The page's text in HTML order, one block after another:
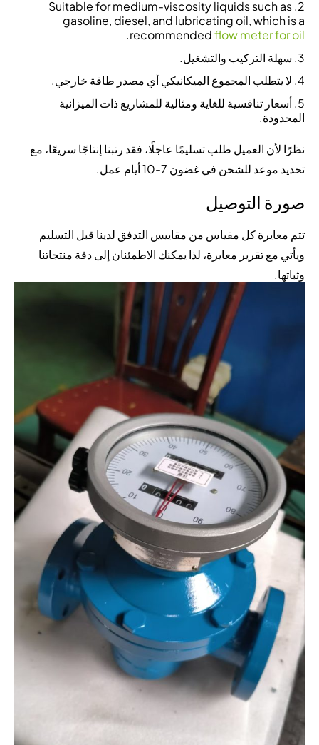
Suitable for medium-viscosity liquids such as
gasoline, diesel, and lubricating oil, which is a
recommendedflow meter for oil
.
سهلة التركيب والتشغيل.
لا يتطلب المجموع الميكانيكي أي مصدر طاقة خارجي.
أسعار تنافسية للغاية ومثالية للمشاريع ذات الميزانية
المحدودة.
نظرًا لأن العميل طلب تسليمًا عاجلًا، فقد رتبنا إنتاجًا سريعًا، مع
تحديد موعد للشحن في غضون 7-10 أيام عمل.
صورة التوصيل
تتم معايرة كل مقياس من مقاييس التدفق لدينا قبل التسليم
ويأتي مع تقرير معايرة، لذا يمكنك الاطمئنان إلى دقة منتجاتنا
وثباتها.